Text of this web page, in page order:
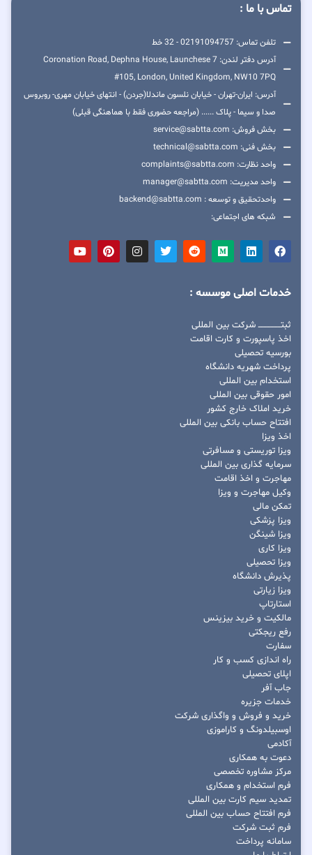
تماس با ما :
تلفن تماس: 02191094757 - 32 خط
آدرس دفتر لندن: 7 Coronation Road, Dephna House, Launchese
#105, London, United Kingdom, NW10 7PQ
آدرس: ایران-تهران - خیابان نلسون ماندلا(جردن) - انتهای خیابان مهری- روبروس
صدا و سیما - پلاک ...... (مراجعه حضوری فقط با هماهنگی قبلی)
بخش فروش: service@sabtta.com
بخش فنی: technical@sabtta.com
واحد نظارت: complaints@sabtta.com
واحد مدیریت: manager@sabtta.com
واحدتحقیق و توسعه : backend@sabtta.com
شبکه های اجتماعی:
خدمات اصلی موسسه :
ثبتــــــــــــــــ شرکت بین المللی
اخذ پاسپورت و کارت اقامت
بورسیه تحصیلی
پرداخت شهریه دانشگاه
استخدام بین المللی
امور حقوقی بین المللی
خرید املاک خارج کشور
افتتاح حساب بانکی بین المللی
اخذ ویزا
ویزا توریستی و مسافرتی
سرمایه گذاری بین المللی
مهاجرت و اخذ اقامت
وکیل مهاجرت و ویزا
تمکن مالی
ویزا پزشکی
ویزا شینگن
ویزا کاری
ویزا تحصیلی
پذیرش دانشگاه
ویزا زیارتی
استارتاپ
مالکیت و خرید بیزینس
رفع ریجکتی
سفارت
راه اندازی کسب و کار
اپلای تحصیلی
جاب آفر
خدمات جزیره
خرید و فروش و واگذاری شرکت
اوسبیلدونگ و کاراموزی
آکادمی
دعوت به همکاری
مرکز مشاوره تخصصی
فرم استخدام و همکاری
تمدید سیم کارت بین المللی
فرم افتتاح حساب بین المللی
فرم ثبت شرکت
سامانه پرداخت